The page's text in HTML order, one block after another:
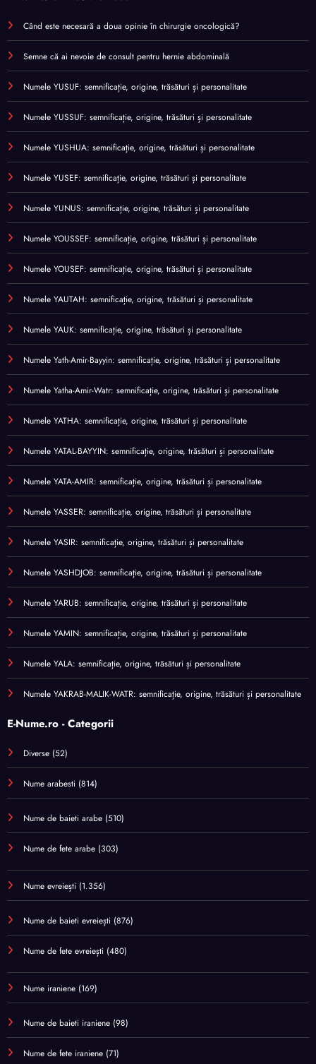
Când este necesară a doua opinie în chirurgie oncologică?
Semne că ai nevoie de consult pentru hernie abdominală
Numele YUSUF: semnificație, origine, trăsături și personalitate
Numele YUSSUF: semnificație, origine, trăsături și personalitate
Numele YUSHUA: semnificație, origine, trăsături și personalitate
Numele YUSEF: semnificație, origine, trăsături și personalitate
Numele YUNUS: semnificație, origine, trăsături și personalitate
Numele YOUSSEF: semnificație, origine, trăsături și personalitate
Numele YOUSEF: semnificație, origine, trăsături și personalitate
Numele YAUTAH: semnificație, origine, trăsături și personalitate
Numele YAUK: semnificație, origine, trăsături și personalitate
Numele Yath-Amir-Bayyin: semnificație, origine, trăsături și personalitate
Numele Yatha-Amir-Watr: semnificație, origine, trăsături și personalitate
Numele YATHA: semnificație, origine, trăsături și personalitate
Numele YATAL-BAYYIN: semnificație, origine, trăsături și personalitate
Numele YATA-AMIR: semnificație, origine, trăsături și personalitate
Numele YASSER: semnificație, origine, trăsături și personalitate
Numele YASIR: semnificație, origine, trăsături și personalitate
Numele YASHDJOB: semnificație, origine, trăsături și personalitate
Numele YARUB: semnificație, origine, trăsături și personalitate
Numele YAMIN: semnificație, origine, trăsături și personalitate
Numele YALA: semnificație, origine, trăsături și personalitate
Numele YAKRAB-MALIK-WATR: semnificație, origine, trăsături și personalitate
E-Nume.ro - Categorii
Diverse (52)
Nume arabesti (814)
Nume de baieti arabe (510)
Nume de fete arabe (303)
Nume evreiești (1.356)
Nume de baieti evreiești (876)
Nume de fete evreiești (480)
Nume iraniene (169)
Nume de baieti iraniene (98)
Nume de fete iraniene (71)